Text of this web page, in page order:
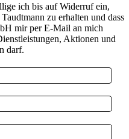
ich bis auf Widerruf ein,
zu erhalten und dass
mir per E-Mail an mich
Aktionen und
darf.